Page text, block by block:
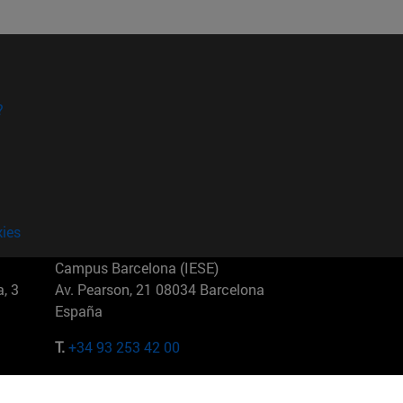
3
Campus Barcelona (IESE)
Av. Pearson, 21 08034 Barcelona
España
T.+34 93 253 42 00